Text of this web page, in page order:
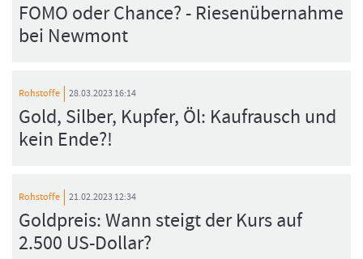
FOMO oder Chance? - Riesenübernahme
bei Newmont
Rohstoffe 28.03.2023 16:14
Gold, Silber, Kupfer, Öl: Kaufrausch und
kein Ende?!
Rohstoffe 21.02.2023 12:34
Goldpreis: Wann steigt der Kurs auf
2.500 US-Dollar?